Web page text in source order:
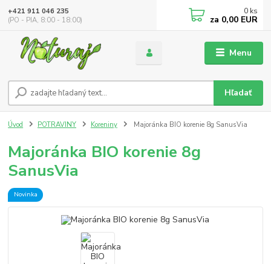
Menu
Hľadať
+421 911 046 235
(PO - PIA, 8:00 - 18:00)
0 ks
za 0,00 EUR
Úvod POTRAVINY Koreniny Majoránka BIO korenie 8g SanusVia
Majoránka BIO korenie 8g
SanusVia
Novinka